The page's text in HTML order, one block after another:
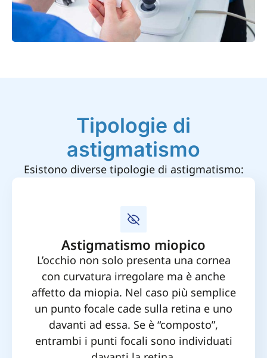
Tipologie di
astigmatismo
Esistono diverse tipologie di astigmatismo:
Astigmatismo miopico
L’occhio non solo presenta una cornea
con curvatura irregolare ma è anche
affetto da miopia. Nel caso più semplice
un punto focale cade sulla retina e uno
davanti ad essa. Se è “composto”,
entrambi i punti focali sono individuati